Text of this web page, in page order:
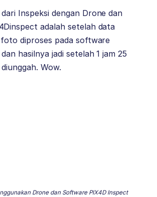
Inspeksi dengan Drone dan
adalah setelah data
diproses pada software
hasilnya jadi setelah 1 jam 25
Wow.
Drone dan Software PIX4D Inspect